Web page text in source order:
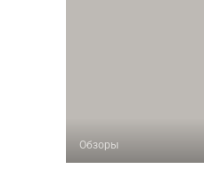
Обзоры